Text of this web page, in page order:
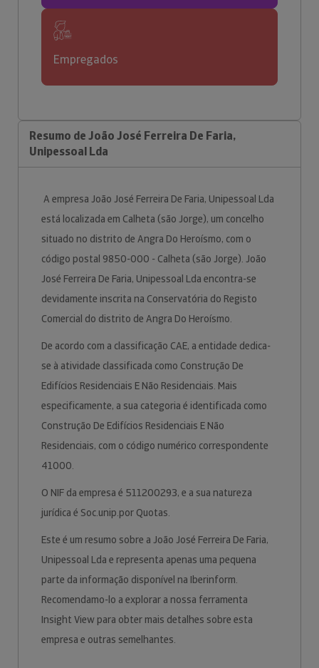
Empregados
Resumo de João José Ferreira De Faria,
Unipessoal Lda
A empresa João José Ferreira De Faria, Unipessoal Lda
está localizada em Calheta (são Jorge), um concelho
situado no distrito de Angra Do Heroísmo, com o
código postal 9850-000 - Calheta (são Jorge). João
José Ferreira De Faria, Unipessoal Lda encontra-se
devidamente inscrita na Conservatória do Registo
Comercial do distrito de Angra Do Heroísmo.
De acordo com a classificação CAE, a entidade dedica-
se à atividade classificada como Construção De
Edifícios Residenciais E Não Residenciais. Mais
especificamente, a sua categoria é identificada como
Construção De Edifícios Residenciais E Não
Residenciais, com o código numérico correspondente
41000.
O NIF da empresa é 511200293, e a sua natureza
jurídica é Soc.unip.por Quotas.
Este é um resumo sobre a João José Ferreira De Faria,
Unipessoal Lda e representa apenas uma pequena
parte da informação disponível na Iberinform.
Recomendamo-lo a explorar a nossa ferramenta
Insight View para obter mais detalhes sobre esta
empresa e outras semelhantes.